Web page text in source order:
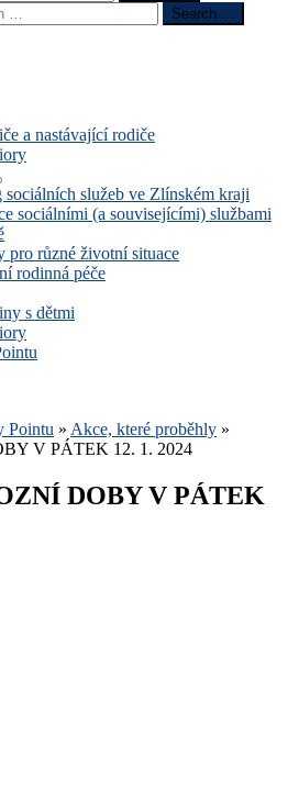
Search …
a nastávající rodiče
sociálních služeb ve Zlínském kraji
sociálními (a souvisejícími) službami
pro různé životní situace
rodinná péče
s dětmi
Pointu » Akce, které proběhly »
V PÁTEK 12. 1. 2024
DOBY V PÁTEK